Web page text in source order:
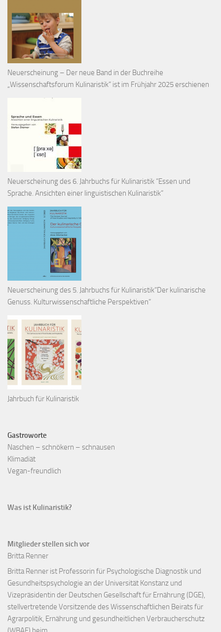
Neuerscheinung – Der neue Band in der Buchreihe
„Wissenschaftsforum Kulinaristik“ ist im Frühjahr 2025 erschienen
Neuerscheinung des 6. Jahrbuchs für Kulinaristik “Essen und
Sprache. Ansichten einer linguistischen Kulinaristik“
Neuerscheinung des 5. Jahrbuchs für Kulinaristik“Der kulinarische
Genuss. Kulturwissenschaftliche Perspektiven“
Jahrbuch für Kulinaristik
Gastroworte
Naschen – schnökern – schnausen
Klimadiät
Vegan-freundlich
Was ist Kulinaristik?
Mitglieder stellen sich vor
Britta Renner
Britta Renner ist Professorin für Psychologische Diagnostik und
Gesundheitspsychologie an der Universität Konstanz und
Vizepräsidentin der Deutschen Gesellschaft für Ernährung (DGE),
stellvertretende Vorsitzende des Wissenschaftlichen Beirats für
Agrarpolitik, Ernährung und gesundheitlichen Verbraucherschutz